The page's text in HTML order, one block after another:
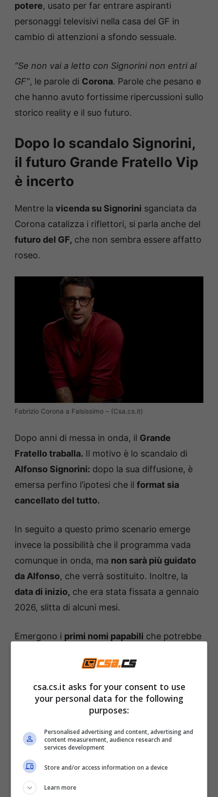
potere, usato per far entrare aspiranti
personaggi televisivi nella casa del GF in
cambio di attenzioni a sfondo sessuale.
“Se non vai a letto con Signorini non entri al
GF”, le parole di Corona. Parole che pesano e
che hanno avuto fortissime ripercussioni sullo
storico reality e il suo futuro.
Dopo lo scandalo Signorini,
il futuro Grande Fratello Vip
è incerto
Mentre la vicenda su Signorini sganciata da
Corona catalizza i riflettori, si parla anche del
futuro del GF, che non sembra essere affatto
roseo.
Fabrizio Corona a Falsissimo – (Csa.cs.it)
Dopo anni di messa in onda, il Grande
Fratello traballa. Il motivo è lo scandalo di
Alfonso Signorini: dopo la sua diffusione, è
emersa perfino l’ipotesi che il format sia
cancellato del tutto.
In seguito a questo primo scenario emerge
invece la possibilità che il programma vada
comunque in onda, ma non sarà più guidato
da Alfonso, che verrà sostituito. Inoltre, la
data di inizio, che era stata fissata a gennaio
2026, slitta di alcuni mesi.
Emergono i primi nomi papabili che potrebbe
Blasi, Michelle Hunziker, Alessia Marcuzzi,
Simona Ventura e Veronica Gentile. Per ora
nessuno di questi è stato confermato in via
Gli ultimi aggiornamenti
sulla scandalo Signorini
Non è un caso che il titolo della puntata di
csa.cs.it asks for your consent to use
your personal data for the following
purposes:
Personalised advertising and content, advertising and
content measurement, audience research and
services development
Store and/or access information on a device
Learn more